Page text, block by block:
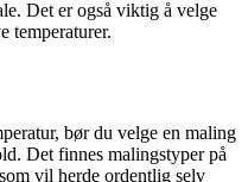
Det er også viktig å velge
temperaturer.
bør du velge en maling
Det finnes malingstyper på
vil herde ordentlig selv